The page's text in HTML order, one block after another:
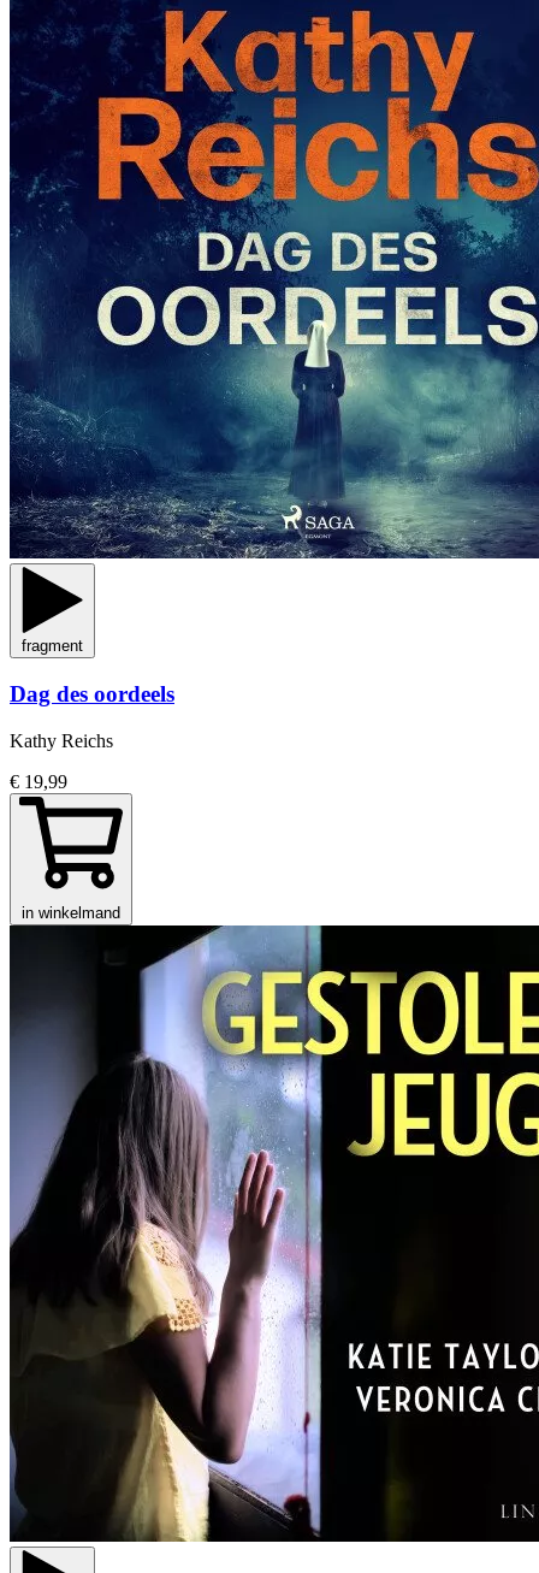
fragment
Dag des oordeels
Kathy Reichs
€ 19,99
in winkelmand